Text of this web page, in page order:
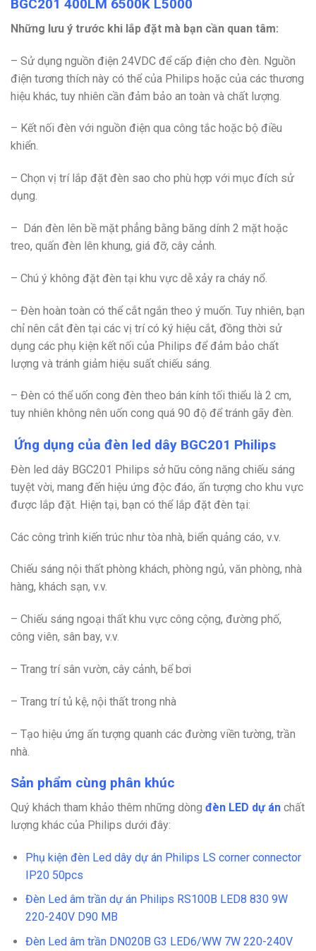
BGC201 400LM 6500K L5000
Những lưu ý trước khi lắp đặt mà bạn cần quan tâm:
– Sử dụng nguồn điện 24VDC để cấp điện cho đèn. Nguồn
điện tương thích này có thể của Philips hoặc của các thương
hiệu khác, tuy nhiên cần đảm bảo an toàn và chất lượng.
– Kết nối đèn với nguồn điện qua công tắc hoặc bộ điều
khiển.
– Chọn vị trí lắp đặt đèn sao cho phù hợp với mục đích sử
dụng.
– Dán đèn lên bề mặt phẳng bằng băng dính 2 mặt hoặc
treo, quấn đèn lên khung, giá đỡ, cây cảnh.
– Chú ý không đặt đèn tại khu vực dễ xảy ra cháy nổ.
– Đèn hoàn toàn có thể cắt ngắn theo ý muốn. Tuy nhiên, bạn
chỉ nên cắt đèn tại các vị trí có ký hiệu cắt, đồng thời sử
dụng các phụ kiện kết nối của Philips để đảm bảo chất
lượng và tránh giảm hiệu suất chiếu sáng.
– Đèn có thể uốn cong đèn theo bán kính tối thiểu là 2 cm,
tuy nhiên không nên uốn cong quá 90 độ để tránh gãy đèn.
Ứng dụng của đèn led dây BGC201 Philips
Đèn led dây BGC201 Philips sở hữu công năng chiếu sáng
tuyệt vời, mang đến hiệu ứng độc đáo, ấn tượng cho khu vực
được lắp đặt. Hiện tại, bạn có thể lắp đặt đèn tại:
Các công trình kiến trúc như tòa nhà, biển quảng cáo, v.v.
Chiếu sáng nội thất phòng khách, phòng ngủ, văn phòng, nhà
hàng, khách sạn, v.v.
– Chiếu sáng ngoại thất khu vực công cộng, đường phố,
công viên, sân bay, v.v.
– Trang trí sân vườn, cây cảnh, bể bơi
– Trang trí tủ kệ, nội thất trong nhà
– Tạo hiệu ứng ấn tượng quanh các đường viền tường, trần
nhà.
Sản phẩm cùng phân khúc
Quý khách tham khảo thêm những dòng đèn LED dự án chất
lượng khác của Philips dưới đây:
Phụ kiện đèn Led dây dự án Philips LS corner connector
IP20 50pcs
Đèn Led âm trần dự án Philips RS100B LED8 830 9W
220-240V D90 MB
Đèn Led âm trần DN020B G3 LED6/WW 7W 220-240V